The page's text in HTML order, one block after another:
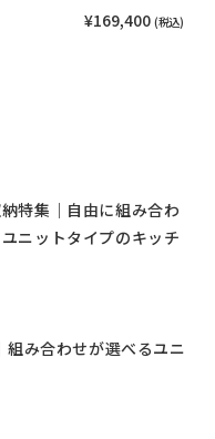
¥169,400 (税込)
特集｜自由に組み合わ
ニットタイプのキッチ
組み合わせが選べるユニ